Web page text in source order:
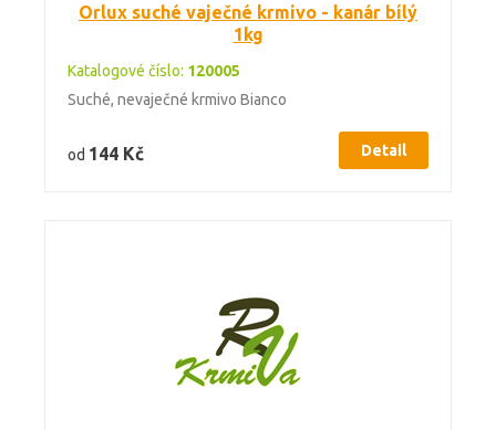
Orlux suché vaječné krmivo - kanár bílý
1kg
Katalogové číslo: 120005
Suché, nevaječné krmivo Bianco
od 144 Kč Detail